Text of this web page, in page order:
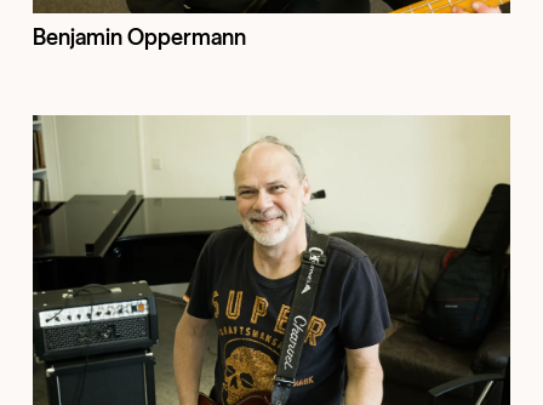
Benjamin Oppermann